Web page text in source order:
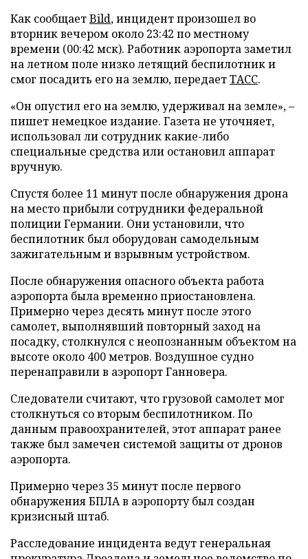
Как сообщаетBild, инцидент произошел во
вторник вечером около 23:42 по местному
времени (00:42 мск). Работник аэропорта заметил
на летном поле низко летящий беспилотник и
смог посадить его на землю, передаетТАСС.
«Он опустил его на землю, удерживал на земле», –
пишет немецкое издание. Газета не уточняет,
использовал ли сотрудник какие-либо
специальные средства или остановил аппарат
вручную.
Спустя более 11 минут после обнаружения дрона
на место прибыли сотрудники федеральной
полиции Германии. Они установили, что
беспилотник был оборудован самодельным
зажигательным и взрывным устройством.
После обнаружения опасного объекта работа
аэропорта была временно приостановлена.
Примерно через десять минут после этого
самолет, выполнявший повторный заход на
посадку, столкнулся с неопознанным объектом на
высоте около 400 метров. Воздушное судно
перенаправили в аэропорт Ганновера.
Следователи считают, что грузовой самолет мог
столкнуться со вторым беспилотником. По
данным правоохранителей, этот аппарат ранее
также был замечен системой защиты от дронов
аэропорта.
Примерно через 35 минут после первого
обнаружения БПЛА в аэропорту был создан
кризисный штаб.
Расследование инцидента ведут генеральная